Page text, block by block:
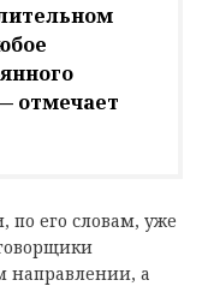
отмечает
по его словам, уже
направлении, а